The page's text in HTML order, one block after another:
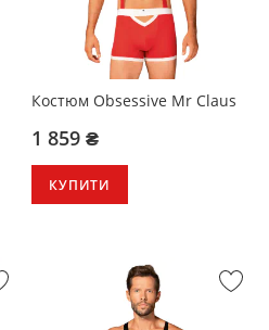
Костюм Obsessive Mr Claus
1 859 ₴
КУПИТИ